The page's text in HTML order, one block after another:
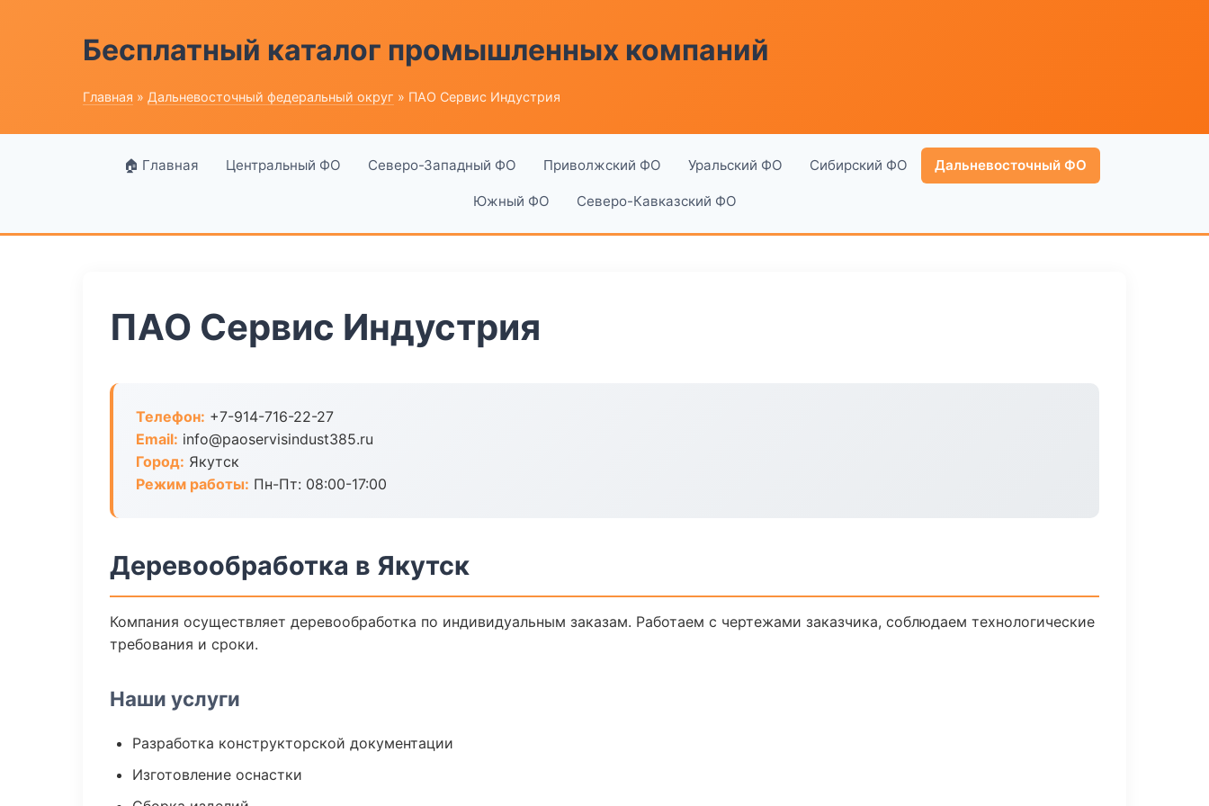
Бесплатный каталог промышленных компаний
Главная » Дальневосточный федеральный округ » ПАО Сервис Индустрия
🏠 Главная Центральный ФО Северо-Западный ФО Приволжский ФО Уральский ФО Сибирский ФО Дальневосточный ФО
Южный ФО Северо-Кавказский ФО
ПАО Сервис Индустрия
Телефон: +7-914-716-22-27
Email: info@paoservisindust385.ru
Город: Якутск
Режим работы: Пн-Пт: 08:00-17:00
Деревообработка в Якутск
Компания осуществляет деревообработка по индивидуальным заказам. Работаем с чертежами заказчика, соблюдаем технологические
требования и сроки.
Наши услуги
Разработка конструкторской документации
Изготовление оснастки